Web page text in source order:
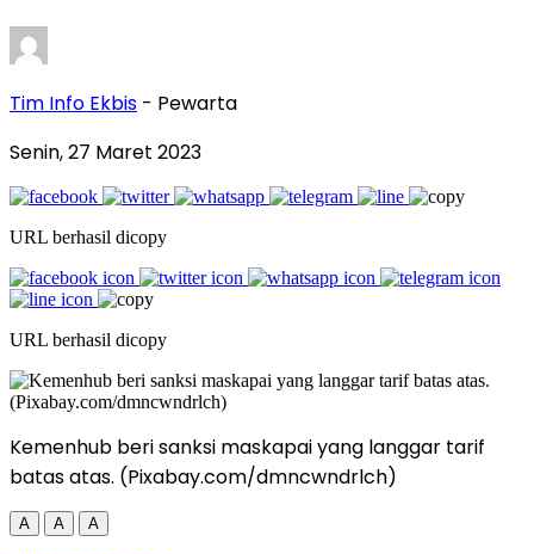
Tim Info Ekbis - Pewarta
Senin, 27 Maret 2023
URL berhasil dicopy
URL berhasil dicopy
Kemenhub beri sanksi maskapai yang langgar tarif
batas atas. (Pixabay.com/dmncwndrlch)
A A A